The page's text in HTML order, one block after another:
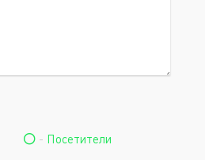
- Посетители